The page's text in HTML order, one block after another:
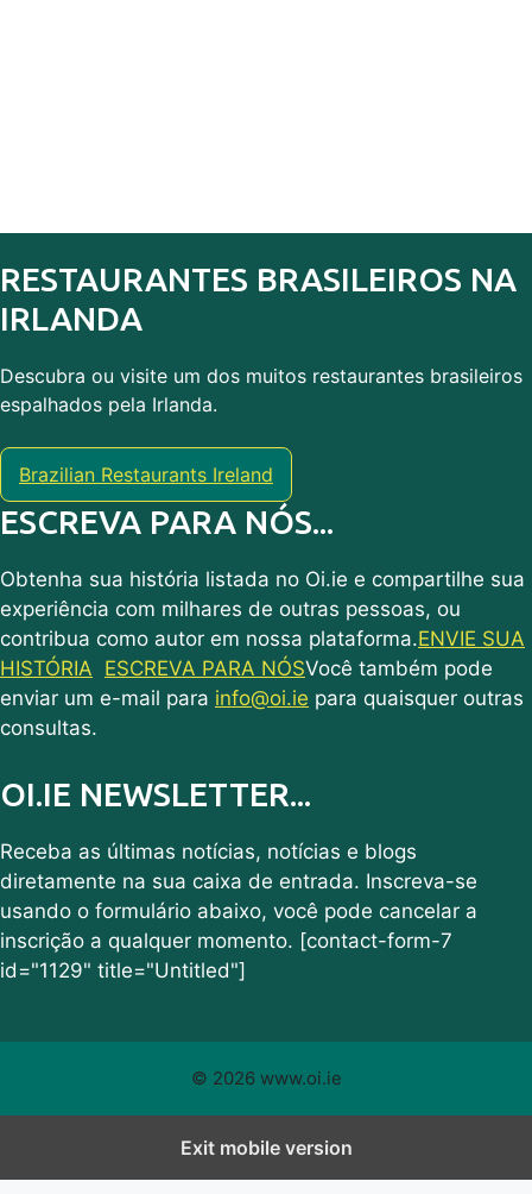
RESTAURANTES BRASILEIROS NA
IRLANDA
Descubra ou visite um dos muitos restaurantes brasileiros
espalhados pela Irlanda.
Brazilian Restaurants Ireland
ESCREVA PARA NÓS...
Obtenha sua história listada no Oi.ie e compartilhe sua
experiência com milhares de outras pessoas, ou
contribua como autor em nossa plataforma.ENVIE SUA
HISTÓRIA ESCREVA PARA NÓSVocê também pode
enviar um e-mail para info@oi.ie para quaisquer outras
consultas.
OI.IE NEWSLETTER...
Receba as últimas notícias, notícias e blogs
diretamente na sua caixa de entrada. Inscreva-se
usando o formulário abaixo, você pode cancelar a
inscrição a qualquer momento. [contact-form-7
id="1129" title="Untitled"]
© 2026 www.oi.ie
Exit mobile version